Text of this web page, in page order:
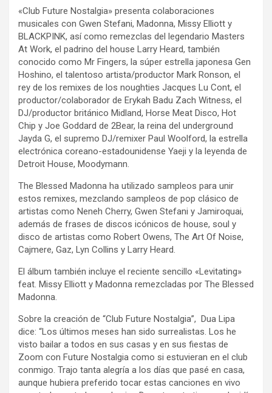
«Club Future Nostalgia» presenta colaboraciones
musicales con Gwen Stefani, Madonna, Missy Elliott y
BLACKPINK, así como remezclas del legendario Masters
At Work, el padrino del house Larry Heard, también
conocido como Mr Fingers, la súper estrella japonesa Gen
Hoshino, el talentoso artista/productor Mark Ronson, el
rey de los remixes de los noughties Jacques Lu Cont, el
productor/colaborador de Erykah Badu Zach Witness, el
DJ/productor británico Midland, Horse Meat Disco, Hot
Chip y Joe Goddard de 2Bear, la reina del underground
Jayda G, el supremo DJ/remixer Paul Woolford, la estrella
electrónica coreano-estadounidense Yaeji y la leyenda de
Detroit House, Moodymann.
The Blessed Madonna ha utilizado sampleos para unir
estos remixes, mezclando sampleos de pop clásico de
artistas como Neneh Cherry, Gwen Stefani y Jamiroquai,
además de frases de discos icónicos de house, soul y
disco de artistas como Robert Owens, The Art Of Noise,
Cajmere, Gaz, Lyn Collins y Larry Heard.
El álbum también incluye el reciente sencillo «Levitating»
feat. Missy Elliott y Madonna remezcladas por The Blessed
Madonna.
Sobre la creación de “Club Future Nostalgia”, Dua Lipa
dice: “Los últimos meses han sido surrealistas. Los he
visto bailar a todos en sus casas y en sus fiestas de
Zoom con Future Nostalgia como si estuvieran en el club
conmigo. Trajo tanta alegría a los días que pasé en casa,
aunque hubiera preferido tocar estas canciones en vivo